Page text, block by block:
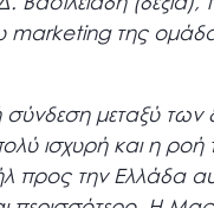
marketing της
σύνδεση μεταξύ
ισχυρή και η ροή
προς την Ελλάδα